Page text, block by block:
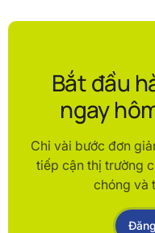
Bắt đầu
ngay
Chỉ vài bước đơn
tiếp cận thị trường
chóng và